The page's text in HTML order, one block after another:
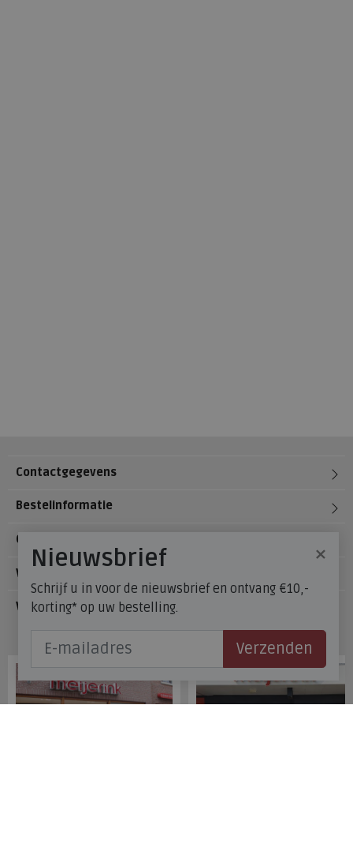
Contactgegevens
Bestelinformatie
Over Meijerink Schoenen
Voetzorg
Veelgestelde vragen
×
Nieuwsbrief
Schrijf u in voor de nieuwsbrief en ontvang €10,-
korting* op uw bestelling.
Verzenden